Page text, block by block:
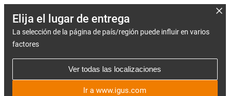
Elija el lugar de entrega
La selección de la página de país/región puede influir en varios
factores
Ver todas las localizaciones
Ir a www.igus.com